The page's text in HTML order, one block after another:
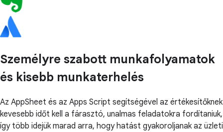
Személyre szabott munkafolyamatok
és kisebb munkaterhelés
Az AppSheet és az Apps Script segítségével az értékesítőknek
kevesebb időt kell a fárasztó, unalmas feladatokra fordítaniuk,
így több idejük marad arra, hogy hatást gyakoroljanak az üzleti